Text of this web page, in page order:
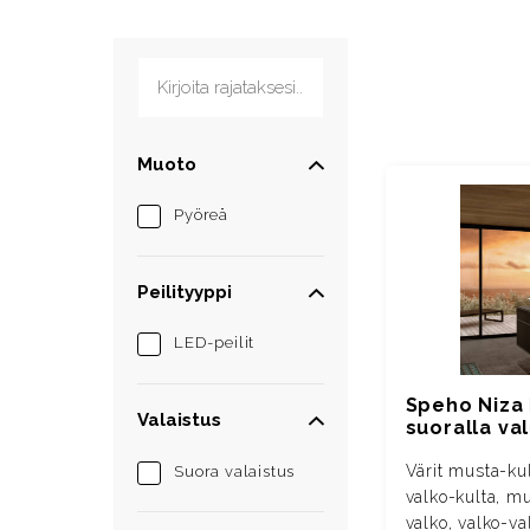
Muoto
Pyöreä
Peilityyppi
LED-peilit
Valaistus
Suora valaistus
Speho
suoralla
Värit musta-
valko-kulta,
valko, valko-